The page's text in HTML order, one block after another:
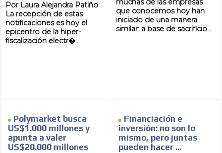
Por Laura Alejandra Patiño
La recepción de estas
notificaciones es hoy el
epicentro de la hiper-
fiscalización electr�...
muchas de las empresas
que conocemos hoy han
iniciado de una manera
similar: a base de sacrificio...
Polymarket busca
US$1.000 millones y
apunta a valer
US$20.000 millones
Financiación e
inversión: no son lo
mismo, pero juntas
pueden hacer ...